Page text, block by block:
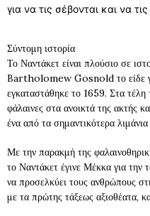
για να τις σέβονται και να
Σύντομη ιστορία
Το Ναντάκετ είναι πλούσιο σε
Bartholomew Gosnold το είδε
εγκαταστάθηκε το 1659. Στα
φάλαινες στα ανοικτά της ακτής
ένα από τα σημαντικότερα
Με την παρακμή της
το Ναντάκετ έγινε Μέκκα για την
να προσελκύει τους ανθρώπους
με τα πρώτης τάξεως αξιοθέατα,